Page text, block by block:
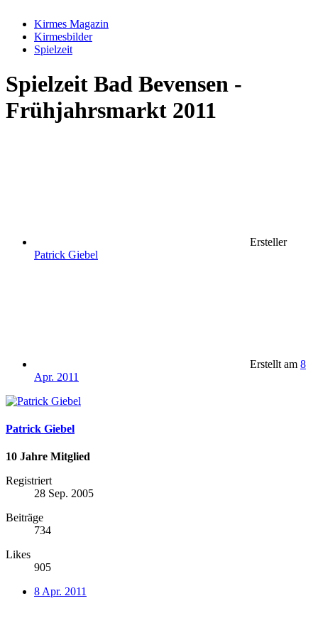
Kirmes Magazin
Kirmesbilder
Spielzeit
Spielzeit Bad Bevensen -
Frühjahrsmarkt 2011
Ersteller
Patrick Giebel
Erstellt am 8
Apr. 2011
Patrick Giebel
10 Jahre Mitglied
Registriert
28 Sep. 2005
Beiträge
734
Likes
905
8 Apr. 2011